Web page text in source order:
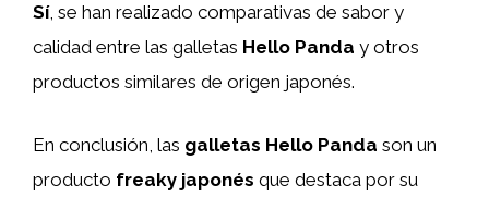
Sí, se han realizado comparativas de sabor y
calidad entre las galletas Hello Panda y otros
productos similares de origen japonés.
En conclusión, las galletas Hello Panda son un
producto freaky japonés que destaca por su